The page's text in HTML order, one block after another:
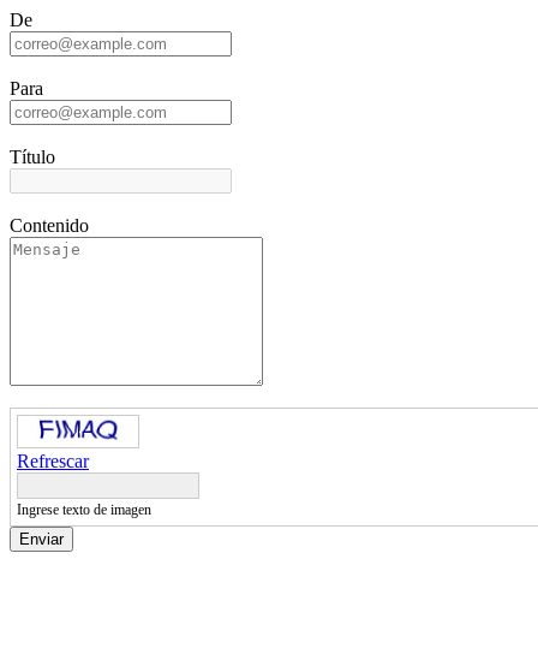
De
Para
Título
Contenido
Refrescar
Ingrese texto de imagen